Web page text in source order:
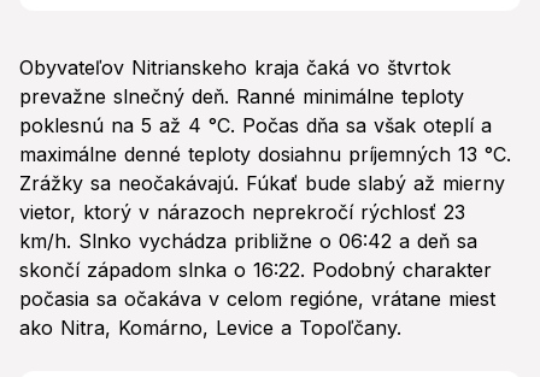
Obyvateľov Nitrianskeho kraja čaká vo štvrtok
prevažne slnečný deň. Ranné minimálne teploty
poklesnú na 5 až 4 °C. Počas dňa sa však oteplí a
maximálne denné teploty dosiahnu príjemných 13 °C.
Zrážky sa neočakávajú. Fúkať bude slabý až mierny
vietor, ktorý v nárazoch neprekročí rýchlosť 23
km/h. Slnko vychádza približne o 06:42 a deň sa
skončí západom slnka o 16:22. Podobný charakter
počasia sa očakáva v celom regióne, vrátane miest
ako Nitra, Komárno, Levice a Topoľčany.